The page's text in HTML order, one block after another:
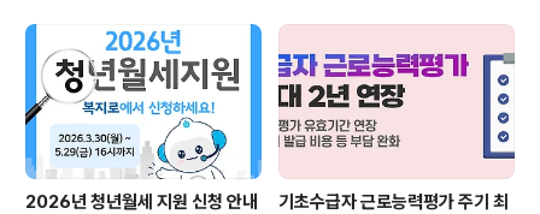
2026년 청년월세 지원 신청 안내
기초수급자 근로능력평가 주기 최